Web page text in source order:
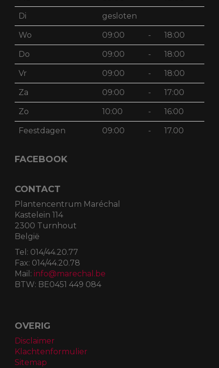
Schrijf mij in
OPENINGSTIJDEN
Ma 09:00 18:00
Di gesloten
Wo 09:00 18:00
Do 09:00 18:00
Vr
Zo
Feestdagen
FACEBOOK
CONTACT
Plantencentrum Maréchal
Fax:014/44.20.78
Mail: info@marechal.be